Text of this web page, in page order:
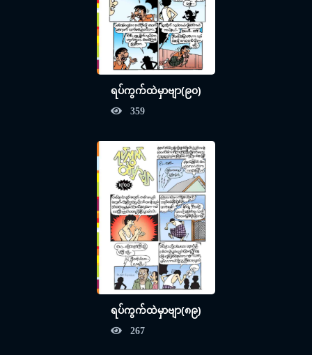
ရပ်ကွက်ထဲမှာဗျာ(၉၀)
359
ရပ်ကွက်ထဲမှာဗျာ(၈၉)
267